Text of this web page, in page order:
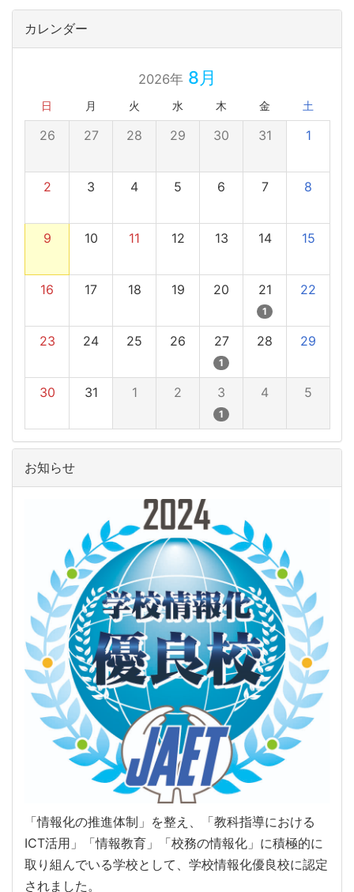
カレンダー
2026年8月
日 月 火 水 木 金 土
26 27 28 29 30 31 1
2 3 4 5 6 7 8
9 10 11 12 13 14 15
16 17 18 19 20 21
1
22
23 24 25 26 27
1
28 29
30 31 1 2 3
1
4 5
お知らせ
「情報化の推進体制」を整え、「教科指導における
ICT活用」「情報教育」「校務の情報化」に積極的に
取り組んでいる学校として、学校情報化優良校に認定
されました。